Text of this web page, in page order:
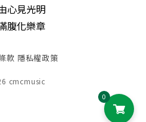
心見光明
腹化樂章
款 隱私權政策
cmcmusic
0